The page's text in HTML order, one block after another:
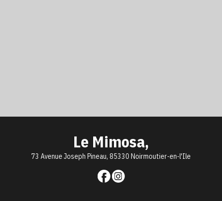
Le Mimosa,
73 Avenue Joseph Pineau, 85330 Noirmoutier-en-l'Ile